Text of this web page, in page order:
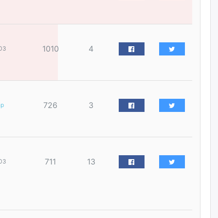
дурдлаа
Өмгөөлөгч Б.Оюунбилэг:
хууль хяналтын байгууллагаар
зогсоож, Арабын орнуудаас
1010 4
726 3
711 13